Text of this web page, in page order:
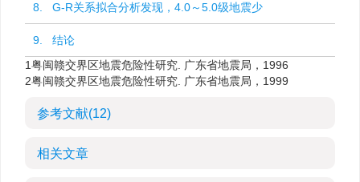
8. G-R关系拟合分析发现，4.0～5.0级地震少
9. 结论
1粤闽赣交界区地震危险性研究. 广东省地震局，1996
2粤闽赣交界区地震危险性研究. 广东省地震局，1999
参考文献(12)
相关文章